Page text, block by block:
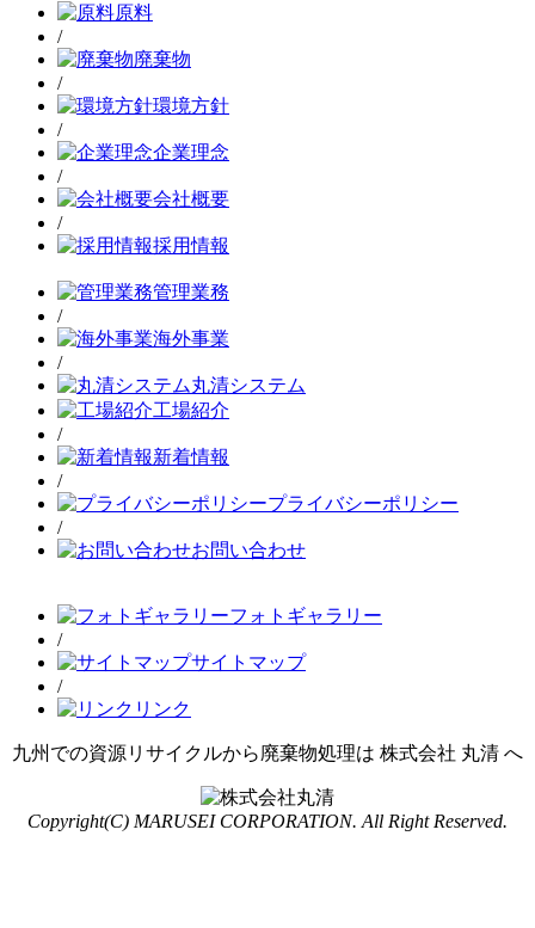
原料
/
廃棄物
/
環境方針
/
企業理念
/
会社概要
/
採用情報
管理業務
/
海外事業
/
丸清システム
工場紹介
/
新着情報
/
プライバシーポリシー
/
お問い合わせ
フォトギャラリー
/
サイトマップ
/
リンク
九州での資源リサイクルから廃棄物処理は 株式会社 丸清 へ
Copyright(C) MARUSEI CORPORATION. All Right Reserved.